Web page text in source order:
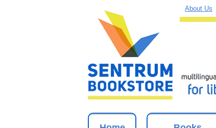
About Us